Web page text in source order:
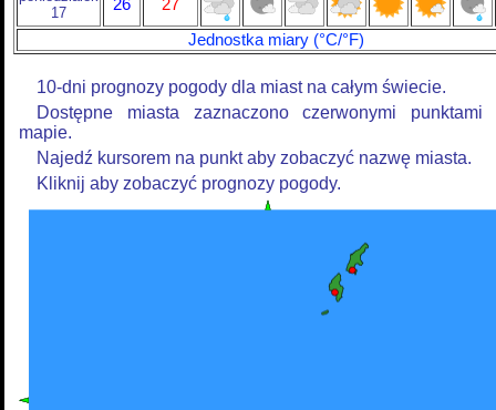
17
26
27
Jednostka miary (°C/°F)
10-dni prognozy pogody dla miast na całym świecie.
Dostępne miasta zaznaczono czerwonymi punktami
mapie.
Najedź kursorem na punkt aby zobaczyć nazwę miasta.
Kliknij aby zobaczyć prognozy pogody.